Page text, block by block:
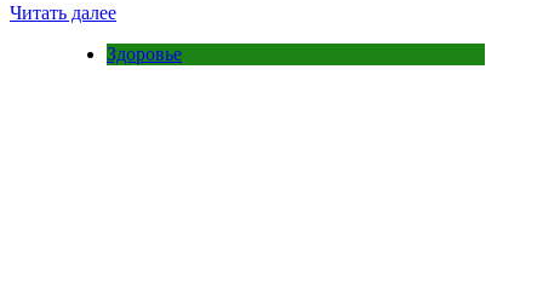
Читать далее
Здоровье